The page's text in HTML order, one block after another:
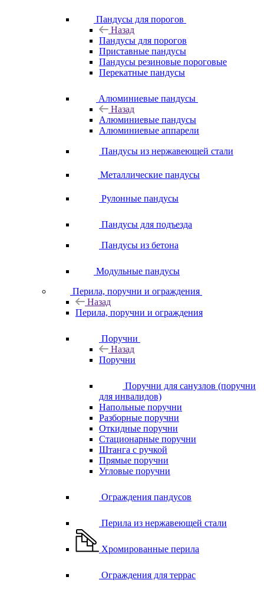
Пандусы для порогов
Назад
Пандусы для порогов
Приставные пандусы
Пандусы резиновые пороговые
Перекатные пандусы
Алюминиевые пандусы
Назад
Алюминиевые пандусы
Алюминиевые аппарели
Пандусы из нержавеющей стали
Металлические пандусы
Рулонные пандусы
Пандусы для подъезда
Пандусы из бетона
Модульные пандусы
Перила, поручни и ограждения
Назад
Перила, поручни и ограждения
Поручни
Назад
Поручни
Поручни для санузлов (поручни
для инвалидов)
Напольные поручни
Разборные поручни
Откидные поручни
Стационарные поручни
Штанга с ручкой
Прямые поручни
Угловые поручни
Ограждения пандусов
Перила из нержавеющей стали
Хромированные перила
Ограждения для террас